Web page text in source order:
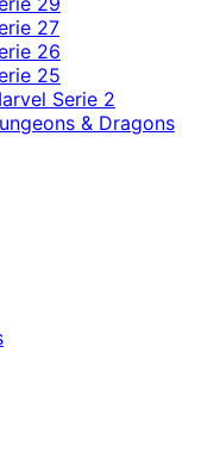
27
26
25
Serie 2
& Dragons